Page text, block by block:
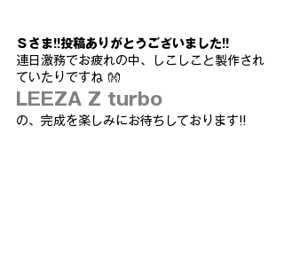
Ｓさま!!投稿ありがとうございました!!
連日激務でお疲れの中、しこしこと製作され
ていたりですね 👐
LEEZA Z turbo
の、完成を楽しみにお待ちしております!!